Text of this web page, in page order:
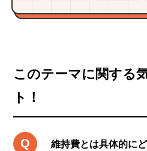
このテーマに関する
ト！
維持費とは具体的に